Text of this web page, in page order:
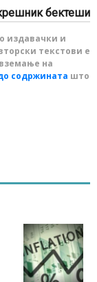
бектеши
издавачки и
текстови е
на
содржината што